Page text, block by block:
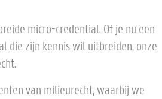
micro-credential. Of je nu een
die zijn kennis wil uitbreiden, onze
van milieurecht, waarbij we